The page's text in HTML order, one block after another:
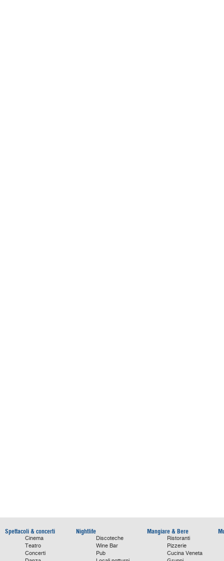
Spettacoli & concerti
Cinema
Teatro
Concerti
Nightlife
Discoteche
Wine Bar
Pub
Mangiare & Bere
Ristoranti
Pizzerie
Cucina Veneta